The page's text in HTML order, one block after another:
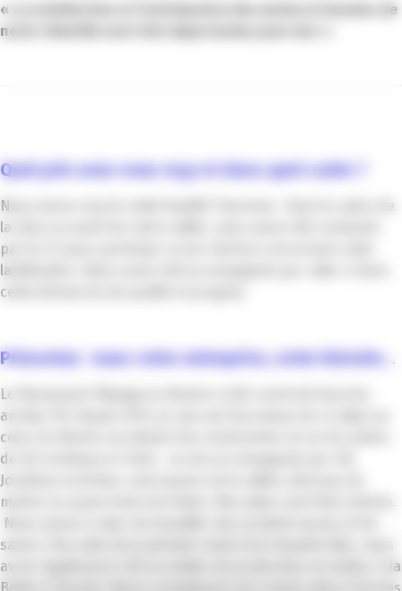
«
La satisfaction et l’anticipation des envies et besoins de
notre clientèle sont très importantes pour moi. »
Quel prix avez-vous reçu et dans quel cadre ?
Nous avons reçu le Label Qualité Tourisme. Dans le cadre de
la mise en avant de notre vallée, nous avons été contactés
par la CCI pour participer à une réunion concernant cette
labélisation. Nous avons été accompagnés par celle-ci dans
cette démarche de qualité et progrès.
Présentez -nous votre entreprise, votre histoire…
Le Restaurant l’Alpage au Boréon a été construit dans les
années 90. Depuis 2014, je suis aux fourneaux de ce bijou au
cœur du Boréon au départ des randonnées et sur les pistes
de ski nordique en hiver. Je suis accompagnée par Lili,
Jonathan et Arthur, trois jeunes de la vallée, désireux de
mettre en avant notre territoire. Nos plats sont faits maison.
Nous avons à cœur de travailler des produits locaux et de
saison. À la suite de la période Covid et la tempête Alex, nous
avons également créé un atelier de production et traiteur à la